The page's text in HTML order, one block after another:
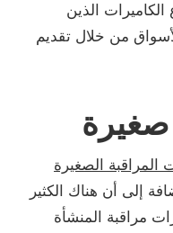
الذين
من خلال تقديم
المراقبة الصغيرة
إلى أن هناك الكثير
مراقبة المنشأة